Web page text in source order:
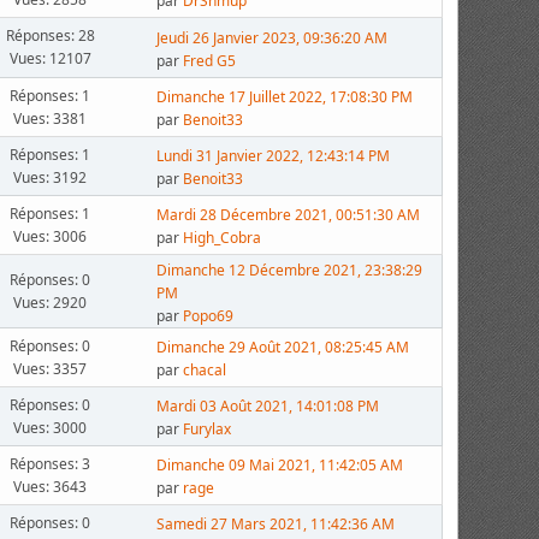
Réponses: 28
Vues: 12107
Jeudi 26 Janvier 2023, 09:36:20 AM
par Fred G5
Réponses: 1
Vues: 3381
Dimanche 17 Juillet 2022, 17:08:30 PM
par Benoit33
Réponses: 1
Vues: 3192
Lundi 31 Janvier 2022, 12:43:14 PM
par Benoit33
Réponses: 1
Vues: 3006
Mardi 28 Décembre 2021, 00:51:30 AM
par High_Cobra
Réponses: 0
Vues: 2920
Dimanche 12 Décembre 2021, 23:38:29
PM
par Popo69
Réponses: 0
Vues: 3357
Dimanche 29 Août 2021, 08:25:45 AM
parchacal
Réponses: 0
Vues: 3000
Mardi 03 Août 2021, 14:01:08 PM
par Furylax
Réponses: 3
Vues: 3643
Dimanche 09 Mai 2021, 11:42:05 AM
par rage
Réponses: 0
Samedi 27 Mars 2021, 11:42:36 AM